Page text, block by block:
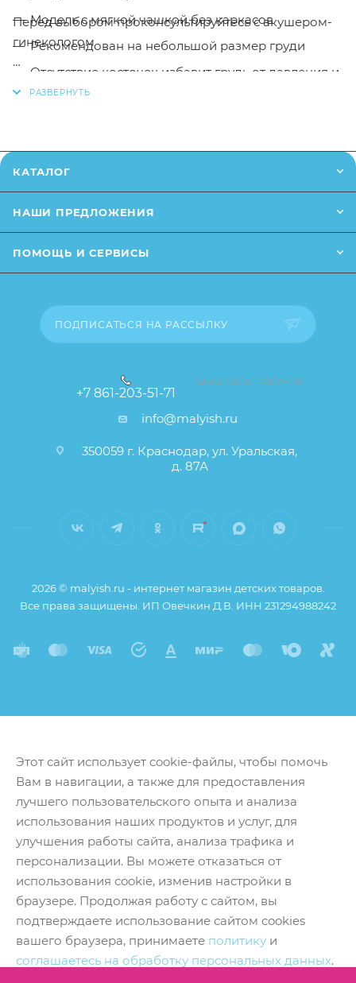
Модель с мягкой чашкой без каркасов
Рекомендован на небольшой размер груди
Отсутствие косточек избавит грудь от давления и
раздражения
Перед выбором проконсультируйтесь с акушером-
гинекологом
сайте.
Заказанный товар может незначительно отличаться
сайте (например, оттенки цветов, незначительные
товара), при этом основные потребительские
свойства и иные существенные элементы товара и
КАТАЛОГ
НАШИ ПРЕДЛОЖЕНИЯ
ПОМОЩЬ И СЕРВИСЫ
ПОДПИСАТЬСЯ НА РАССЫЛКУ
+7 861-203-51-71
ЗАКАЗАТЬ ЗВОНОК
info@malyish.ru
350059 г. Краснодар, ул. Уральская,
д. 87А
2026 © malyish.ru - интернет магазин детских товаров.
Все права защищены. ИП Овечкин Д.В. ИНН 231294988242
Этот сайт использует cookie-файлы, чтобы помочь
Вам в навигации, а также для предоставления
лучшего пользовательского опыта и анализа
использования наших продуктов и услуг, для
улучшения работы сайта, анализа трафика и
персонализации. Вы можете отказаться от
использования cookie, изменив настройки в
браузере. Продолжая работу с сайтом, вы
подтверждаете использование сайтом cookies
вашего браузера, принимаете политику и
соглашаетесь на обработку персональных данных.